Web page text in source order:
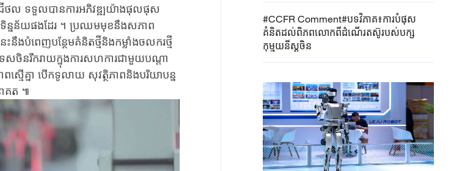
ជីថល ទទួល​បាន​ការ​អភិវឌ្ឍ​យ៉ាង​ផុលផុស
ន្នន័យផង​ដែរ ។ ប្រឈមមុខ​នឹង​សភាព
នឹង​បំពេញបន្ថែម​គំនិត​ថ្មី​និង​កម្លាំង​ចលករ​ថ្មី​
ស​ចិន​រីករាយក្នុងការសហការ​ជា​មួយ​បណ្តា
មើគ្នា បើក​ទូលាយ សុវត្ថិភាពនិង​បរិយាបន្ន
គត ៕
#CCFR Comment#បទវិភាគ៖ការបំផុស
គំនិតដល់ពិភពលោកពីដំណើរតស៊ូរបស់បក្ស
កុម្មុយនីស្តចិន